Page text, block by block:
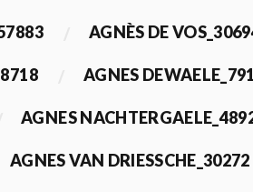
AGNÈS DE
AGNES
AGNES
AGNES VAN DRIESSCHE_30272